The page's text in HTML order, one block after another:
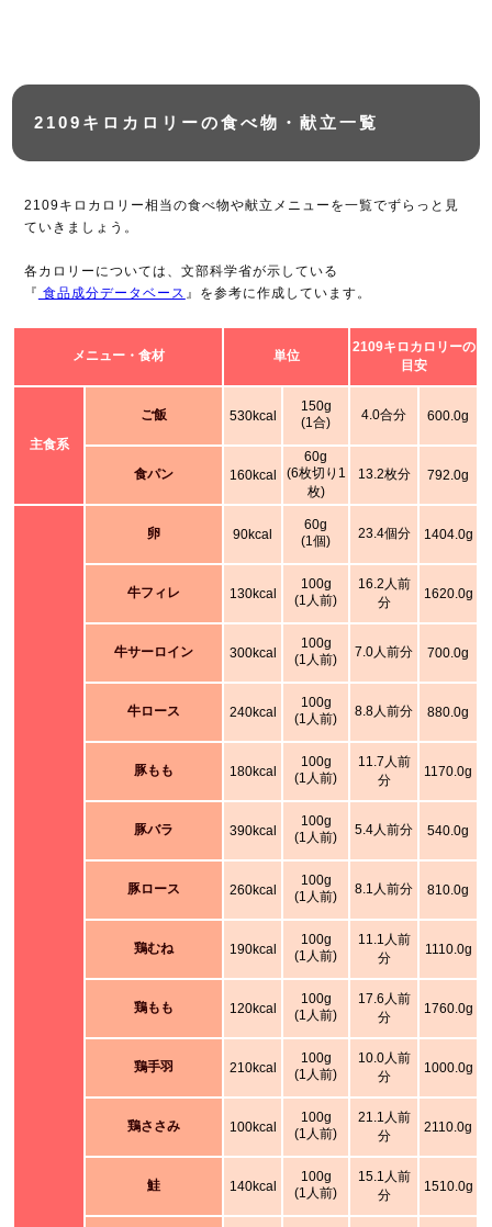
2109キロカロリーの食べ物・献立一覧
2109キロカロリー相当の食べ物や献立メニューを一覧でずらっと見
ていきましょう。
各カロリーについては、文部科学省が示している
『 食品成分データベース 』を参考に作成しています。
メニュー・食材 単位
2109キロカロリーの
目安
主食系
ご飯 530kcal
150g
(1合)
4.0合分 600.0g
食パン 160kcal
60g
(6枚切り1
枚)
13.2枚分 792.0g
卵 90kcal
60g
(1個)
23.4個分 1404.0g
牛フィレ 130kcal
100g
(1人前)
16.2人前
分
1620.0g
牛サーロイン 300kcal
100g
(1人前)
7.0人前分 700.0g
牛ロース 240kcal
100g
(1人前)
8.8人前分 880.0g
豚もも 180kcal
100g
(1人前)
11.7人前
分
1170.0g
豚バラ 390kcal
100g
(1人前)
5.4人前分 540.0g
豚ロース 260kcal
100g
(1人前)
8.1人前分 810.0g
鶏むね 190kcal
100g
(1人前)
11.1人前
分
1110.0g
鶏もも 120kcal
100g
(1人前)
17.6人前
分
1760.0g
鶏手羽 210kcal
100g
(1人前)
10.0人前
分
1000.0g
鶏ささみ 100kcal
100g
(1人前)
21.1人前
分
2110.0g
鮭 140kcal
100g
(1人前)
15.1人前
分
1510.0g